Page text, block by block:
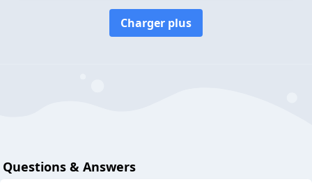
Charger plus
Questions & Answers